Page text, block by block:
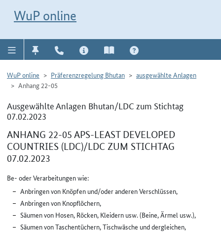
WuP online
WuP online Präferenzregelung Bhutan
ausgewählte Anlagen
Anhang 22-05
Ausgewählte Anlagen Bhutan/LDC zum Stichtag
07.02.2023
ANHANG 22-05 APS-LEAST DEVELOPED
COUNTRIES (LDC)/LDC ZUM STICHTAG
07.02.2023
Be- oder Verarbeitungen wie:
Anbringen von Knöpfen und/oder anderen Verschlüssen,
Anbringen von Knopflöchern,
Säumen von Hosen, Röcken, Kleidern usw. (Beine, Ärmel usw.),
Säumen von Taschentüchern, Tischwäsche und dergleichen,